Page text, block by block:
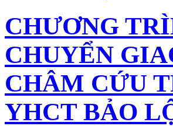
CHƯƠNG
CHUYỂN
CHÂM CỨU
YHCT BẢO